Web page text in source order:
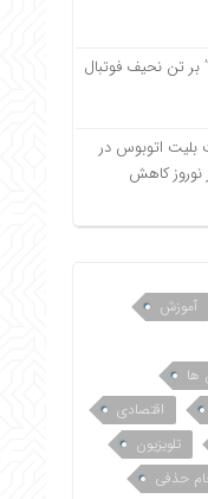
تن نحیف فوتبال
بلیت اتوبوس در
نوروز کاهش
آموزش
ها
اقتصادی
تلویزیون
حذفی